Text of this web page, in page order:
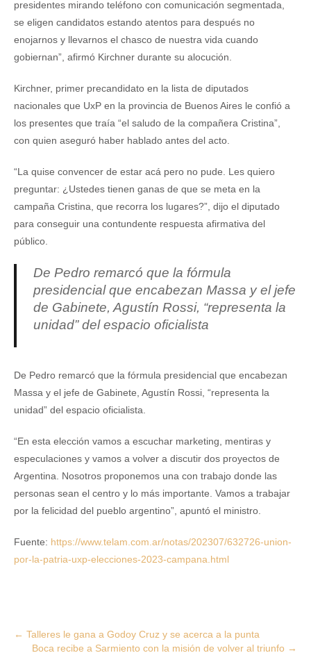
presidentes mirando teléfono con comunicación segmentada,
se eligen candidatos estando atentos para después no
enojarnos y llevarnos el chasco de nuestra vida cuando
gobiernan”, afirmó Kirchner durante su alocución.
Kirchner, primer precandidato en la lista de diputados
nacionales que UxP en la provincia de Buenos Aires le confió a
los presentes que traía “el saludo de la compañera Cristina”,
con quien aseguró haber hablado antes del acto.
“La quise convencer de estar acá pero no pude. Les quiero
preguntar: ¿Ustedes tienen ganas de que se meta en la
campaña Cristina, que recorra los lugares?”, dijo el diputado
para conseguir una contundente respuesta afirmativa del
público.
De Pedro remarcó que la fórmula
presidencial que encabezan Massa y el jefe
de Gabinete, Agustín Rossi, “representa la
unidad” del espacio oficialista
De Pedro remarcó que la fórmula presidencial que encabezan
Massa y el jefe de Gabinete, Agustín Rossi, “representa la
unidad” del espacio oficialista.
“En esta elección vamos a escuchar marketing, mentiras y
especulaciones y vamos a volver a discutir dos proyectos de
Argentina. Nosotros proponemos una con trabajo donde las
personas sean el centro y lo más importante. Vamos a trabajar
por la felicidad del pueblo argentino”, apuntó el ministro.
Fuente: https://www.telam.com.ar/notas/202307/632726-union-
por-la-patria-uxp-elecciones-2023-campana.html
Post
navigation
← Talleres le gana a Godoy Cruz y se acerca a la punta
Boca recibe a Sarmiento con la misión de volver al triunfo →